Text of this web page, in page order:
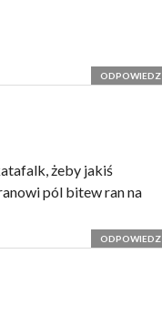
ODPOWIEDZ
żeby jakiś
pól bitew ran na
ODPOWIEDZ